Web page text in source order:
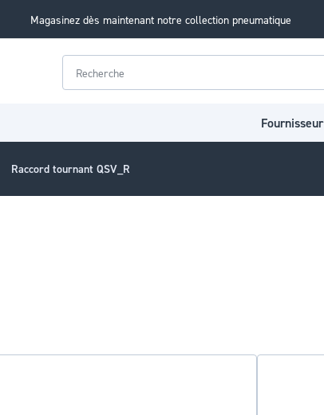
Magasinez dès maintenant notre collection pneumatique
Rechercher
Fournisseur
Raccord tournant QSV_R